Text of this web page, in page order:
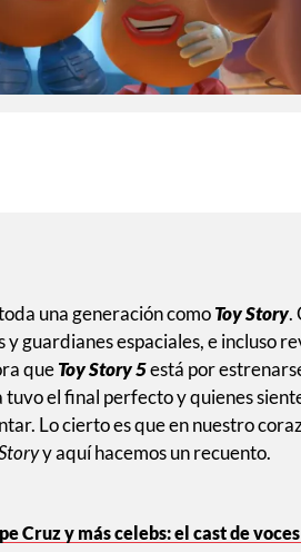
una generación comoToy Story.
guardianes espaciales, e incluso
queToy Story 5está por
el final perfecto y quienes
Lo cierto es que en nuestro
y aquí hacemos un recuento.
Cruz y más celebs: el cast de